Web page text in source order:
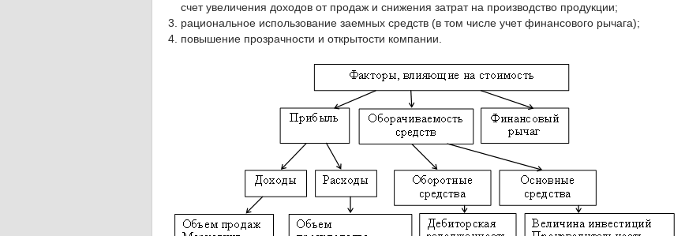
счет увеличения доходов от продаж и снижения затрат на производство продукции;
рациональное использование заемных средств (в том числе учет финансового рычага);
повышение прозрачности и открытости компании.